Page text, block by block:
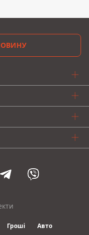
Гроші Авто